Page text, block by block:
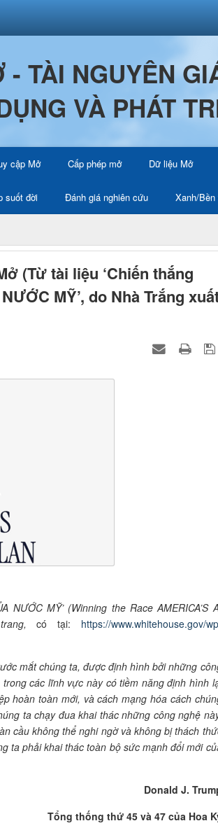
- TÀI NGUYÊN
VÀ PHÁT
cập Mở Cấp phép mở Dữ liệu Mở
suốt đời Đánh giá nghiên cứu Xanh/
(Từ tài liệu ‘Chiến thắng
MỸ’, do Nhà Trắng
NƯỚC MỸ’ (Winning the Race AMERICA’S
có tại: https://www.whitehouse.gov/
mắt chúng ta, được định hình bởi những
các lĩnh vực này có tiềm năng định hình
hoàn toàn mới, và cách mạng hóa cách
ta chạy đua khai thác những công nghệ
cầu không thể nghi ngờ và không bị thách
ta phải khai thác toàn bộ sức mạnh đổi mới
Donald J.
Tổng thống thứ 45 và 47 của Hoa